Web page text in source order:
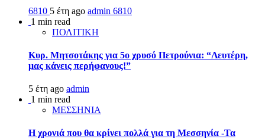
6810 5 έτη ago admin 6810
1 min read
ΠΟΛΙΤΙΚΗ
Κυρ. Μητσοτάκης για 5ο χρυσό Πετρούνια: “Λευτέρη,
μας κάνεις περήφανους!”
5 έτη ago admin
1 min read
ΜΕΣΣΗΝΙΑ
Η χρονιά που θα κρίνει πολλά για τη Μεσσηνία -Τα